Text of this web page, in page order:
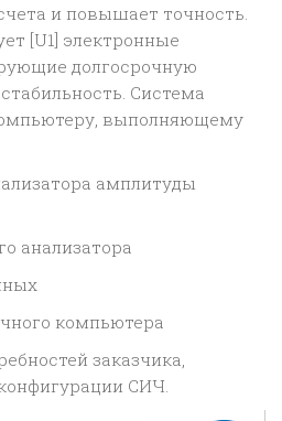
и повышает точность.
[U1] электронные
долгосрочную
Система
выполняющему
амплитуды
анализатора
компьютера
заказчика,
СИЧ.